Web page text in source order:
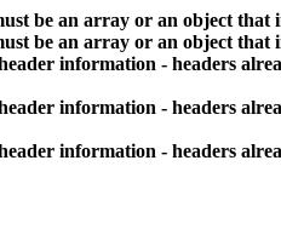
be an array or an object that
be an array or an object that
information - headers
information - headers
information - headers